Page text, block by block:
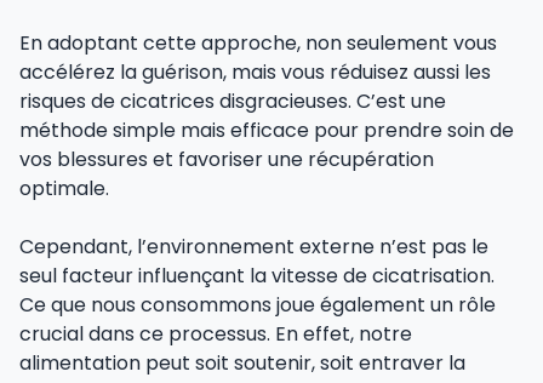
En adoptant cette approche, non seulement vous
accélérez la guérison, mais vous réduisez aussi les
risques de cicatrices disgracieuses. C’est une
méthode simple mais efficace pour prendre soin de
vos blessures et favoriser une récupération
optimale.
Cependant, l’environnement externe n’est pas le
seul facteur influençant la vitesse de cicatrisation.
Ce que nous consommons joue également un rôle
crucial dans ce processus. En effet, notre
alimentation peut soit soutenir, soit entraver la